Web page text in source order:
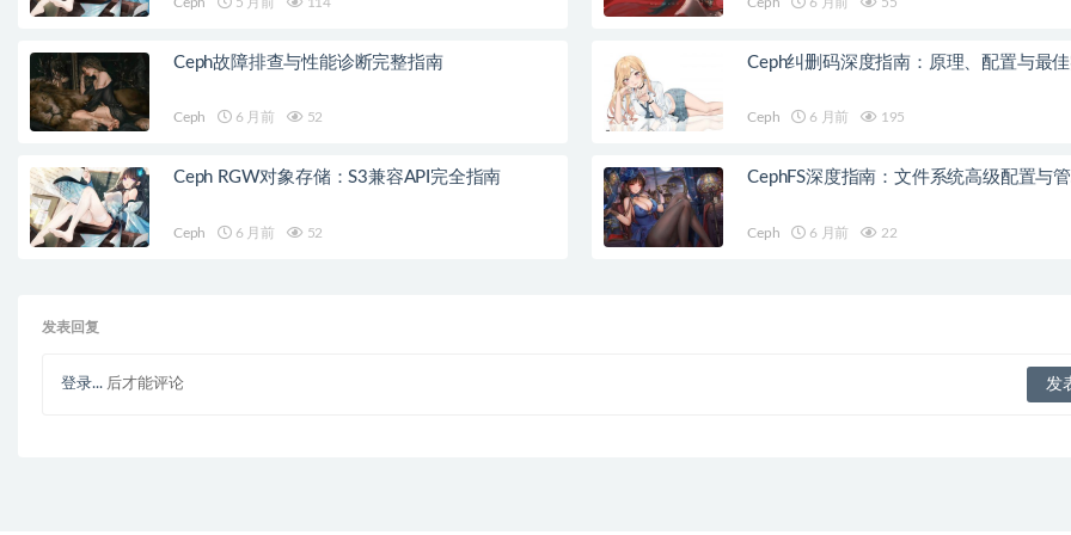
Ceph故障排查与性能诊断完整指南
Ceph 6 月前 52
Ceph纠删码深度指南：原理、配置与最
Ceph 6 月前 195
Ceph RGW对象存储：S3兼容API完全指南
Ceph 6 月前 52
CephFS深度指南：文件系统高级配置与
Ceph 6 月前 22
发表回复
登录... 后才能评论